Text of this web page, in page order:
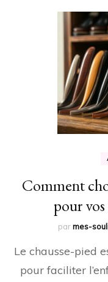
Comment
pour
parmes-
Le chausse-pied
pour faciliter